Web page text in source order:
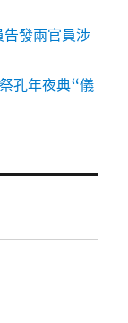
發兩官員涉
孔年夜典“儀